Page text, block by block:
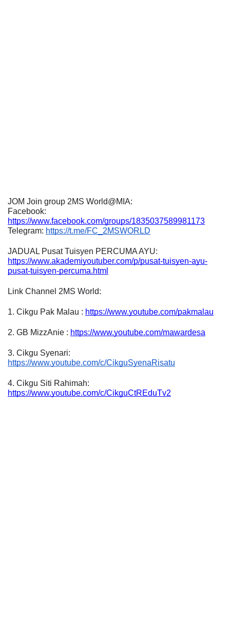
JOM Join group 2MS World@MIA:
https://www.facebook.com/groups/1835037589981173
Telegram: https://t.me/FC_2MSWORLD
JADUAL Pusat Tuisyen PERCUMA AYU:
https://www.akademiyoutuber.com/p/pusat-tuisyen-ayu-
pusat-tuisyen-percuma.html
Link Channel 2MS World:
1. Cikgu Pak Malau : https://www.youtube.com/pakmalau
2. GB MizzAnie : https://www.youtube.com/mawardesa
https://www.youtube.com/c/CikguSyenaRisatu
https://www.youtube.com/c/CikguCtREduTv2